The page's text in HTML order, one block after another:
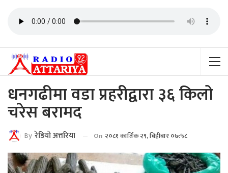
धनगढीमा वडा प्रहरीद्वारा ३६ किलो
चरेस बरामद
By रेडियाे अत्तरिया On २०८१ कार्तिक २९, बिहीबार ०७:५८